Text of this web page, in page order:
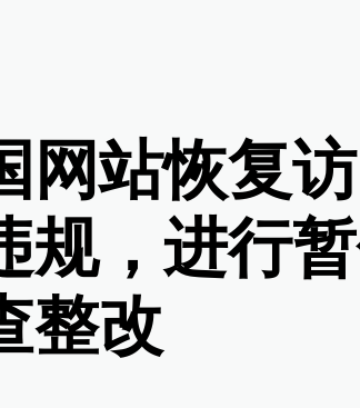
网站恢复访
规，进行
整改